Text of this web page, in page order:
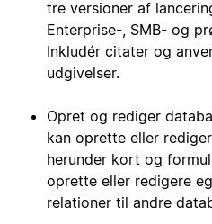
tre versioner af
Enterprise-, SMB- og
Inkludér citater og
udgivelser.
Opret og rediger
kan oprette eller
herunder kort og
oprette eller redigere
relationer til andre